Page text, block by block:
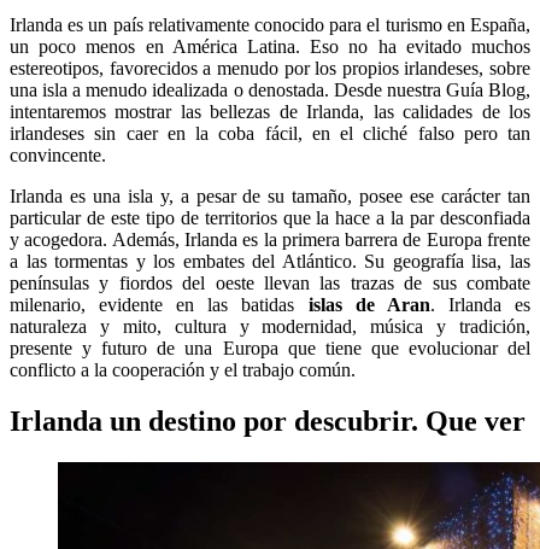
Irlanda es un país relativamente conocido para el turismo en España,
un poco menos en América Latina. Eso no ha evitado muchos
estereotipos, favorecidos a menudo por los propios irlandeses, sobre
una isla a menudo idealizada o denostada. Desde nuestra Guía Blog,
intentaremos mostrar las bellezas de Irlanda, las calidades de los
irlandeses sin caer en la coba fácil, en el cliché falso pero tan
convincente.
Irlanda es una isla y, a pesar de su tamaño, posee ese carácter tan
particular de este tipo de territorios que la hace a la par desconfiada
y acogedora. Además, Irlanda es la primera barrera de Europa frente
a las tormentas y los embates del Atlántico. Su geografía lisa, las
penínsulas y fiordos del oeste llevan las trazas de sus combate
milenario, evidente en las batidas islas de Aran. Irlanda es
naturaleza y mito, cultura y modernidad, música y tradición,
presente y futuro de una Europa que tiene que evolucionar del
conflicto a la cooperación y el trabajo común.
Irlanda un destino por descubrir. Que ver